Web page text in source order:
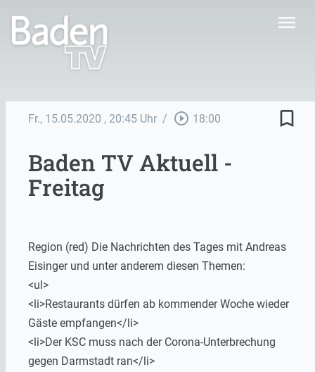
menu
Fr., 15.05.2020 , 20:45 Uhr / play_circle_outline 18:00 bookmark_border
Baden TV Aktuell -
Freitag
Region (red) Die Nachrichten des Tages mit Andreas
Eisinger und unter anderem diesen Themen:
<ul>
<li>Restaurants dürfen ab kommender Woche wieder
Gäste empfangen</li>
<li>Der KSC muss nach der Corona-Unterbrechung
gegen Darmstadt ran</li>